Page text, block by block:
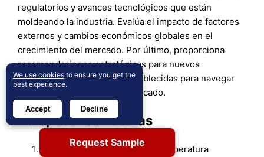
regulatorios y avances tecnológicos que están
moldeando la industria. Evalúa el impacto de factores
externos y cambios económicos globales en el
crecimiento del mercado. Por último, proporciona
recomendaciones estratégicas para nuevos
participantes y empresas establecidas para navegar
por las complejidades del mercado.
Perspectivas Futuras
El mercado de sensores de temperatura
Request Sample
We use cookies to ensure you get the
best experience.
Accept Decline